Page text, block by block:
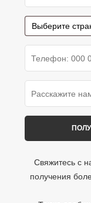
Свяжитесь с
получения